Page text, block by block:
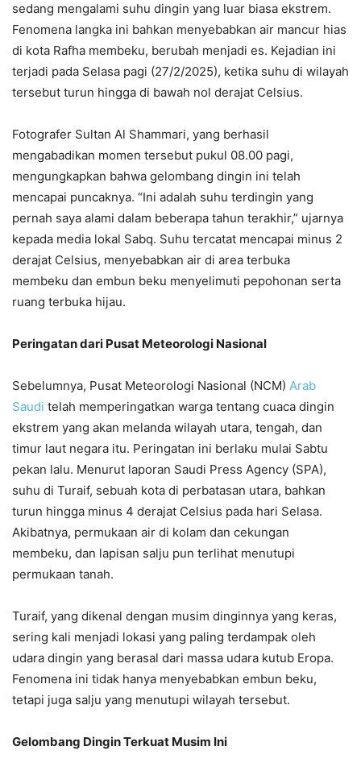
sedang mengalami suhu dingin yang luar biasa ekstrem.
Fenomena langka ini bahkan menyebabkan air mancur hias
di kota Rafha membeku, berubah menjadi es. Kejadian ini
terjadi pada Selasa pagi (27/2/2025), ketika suhu di wilayah
tersebut turun hingga di bawah nol derajat Celsius.
Fotografer Sultan Al Shammari, yang berhasil
mengabadikan momen tersebut pukul 08.00 pagi,
mengungkapkan bahwa gelombang dingin ini telah
mencapai puncaknya. “Ini adalah suhu terdingin yang
pernah saya alami dalam beberapa tahun terakhir,” ujarnya
kepada media lokal Sabq. Suhu tercatat mencapai minus 2
derajat Celsius, menyebabkan air di area terbuka
membeku dan embun beku menyelimuti pepohonan serta
ruang terbuka hijau.
Peringatan dari Pusat Meteorologi Nasional
Sebelumnya, Pusat Meteorologi Nasional (NCM) Arab
Saudi telah memperingatkan warga tentang cuaca dingin
ekstrem yang akan melanda wilayah utara, tengah, dan
timur laut negara itu. Peringatan ini berlaku mulai Sabtu
pekan lalu. Menurut laporan Saudi Press Agency (SPA),
suhu di Turaif, sebuah kota di perbatasan utara, bahkan
turun hingga minus 4 derajat Celsius pada hari Selasa.
Akibatnya, permukaan air di kolam dan cekungan
membeku, dan lapisan salju pun terlihat menutupi
permukaan tanah.
Turaif, yang dikenal dengan musim dinginnya yang keras,
sering kali menjadi lokasi yang paling terdampak oleh
udara dingin yang berasal dari massa udara kutub Eropa.
Fenomena ini tidak hanya menyebabkan embun beku,
tetapi juga salju yang menutupi wilayah tersebut.
Gelombang Dingin Terkuat Musim Ini